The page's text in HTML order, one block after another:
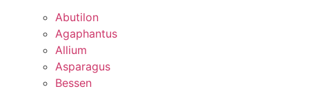
Abutilon
Agaphantus
Allium
Asparagus
Bessen